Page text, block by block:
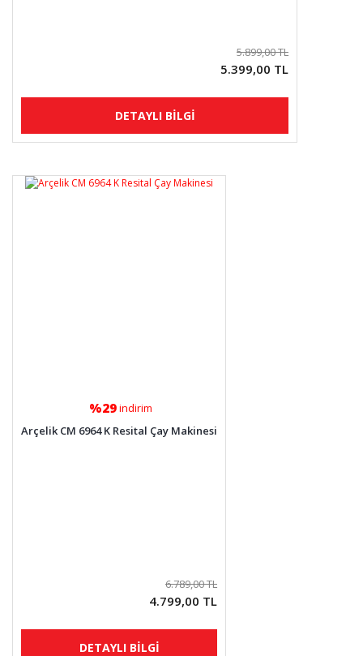
5.899,00 TL
5.399,00 TL
DETAYLI BİLGİ
%29indirim
Arçelik CM 6964 K Resital Çay Makinesi
6.789,00 TL
4.799,00 TL
DETAYLI BİLGİ